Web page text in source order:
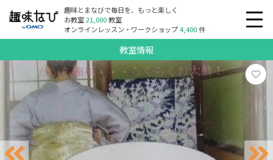
趣味とまなびで毎日を、もっと楽しく
お教室21,000教室
オンラインレッスン・ワークショップ4,400件
教室情報